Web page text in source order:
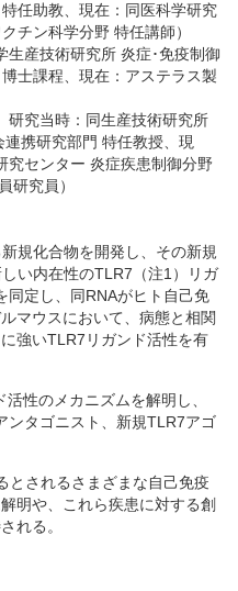
任助教、現在：同医科学研究
チン科学分野 特任講師）
生産技術研究所 炎症･免疫制御
士課程、現在：アステラス製
研究当時：同生産技術研究所
携研究部門 特任教授、現
究センター 炎症疾患制御分野
研究員）
規化合物を開発し、その新規
い内在性のTLR7（注1）リガ
同定し、同RNAがヒト自己免
マウスにおいて、病態と相関
強いTLR7リガンド活性を有
性のメカニズムを解明し、
ンタゴニスト、新規TLR7アゴ
とされるさまざまな自己免疫
明や、これら疾患に対する創
れる。